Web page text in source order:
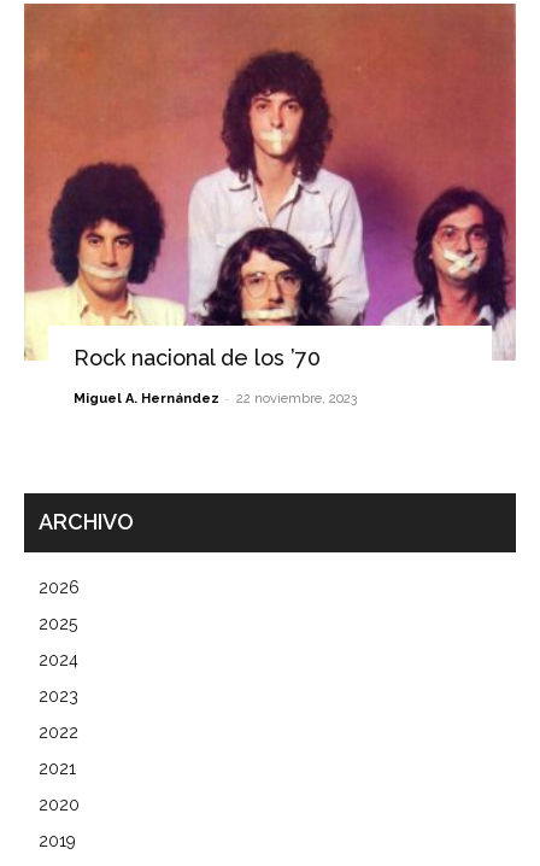
Rock nacional de los ’70
Miguel A. Hernández - 22 noviembre, 2023
ARCHIVO
2026
2025
2024
2023
2022
2021
2020
2019